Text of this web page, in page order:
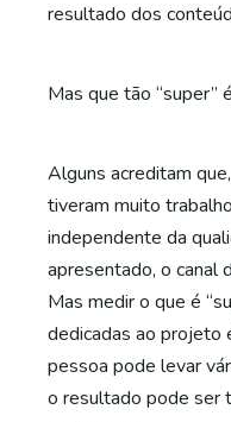
resultado dos
Mas que tão “super”
Alguns acreditam
tiveram muito
independente da
apresentado, o canal
Mas medir o que é
dedicadas ao projeto
pessoa pode levar
o resultado pode ser